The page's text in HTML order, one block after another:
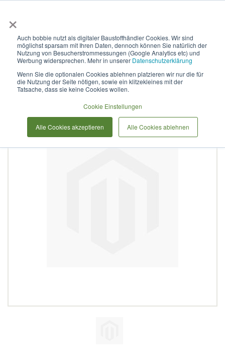
×
Auch bobbie nutzt als digitaler Baustoffhändler Cookies. Wir sind
möglichst sparsam mit Ihren Daten, dennoch können Sie natürlich der
Nutzung von Besucherstrommessungen (Google Analytics etc) und
Werbung widersprechen. Mehr in unserer Datenschutzerklärung
Wenn Sie die optionalen Cookies ablehnen platzieren wir nur die für
die Nutzung der Seite nötigen, sowie ein klitzekleines mit der
Tatsache, dass sie keine Cookies wollen.
Cookie Einstellungen
Alle Cookies akzeptieren Alle Cookies ablehnen
Curaflex D mit DPS DN 250
für 146,0 - 156,0 V4A / EPDM
Bildergalerie
springen